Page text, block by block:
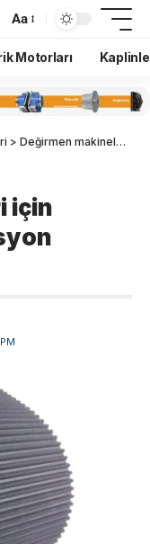
Aa
Motorları
> Değirmen makineleri için Megadyne Transmisyon Kayışları
için